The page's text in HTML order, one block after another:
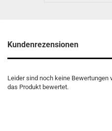
Kundenrezensionen
Leider sind noch keine Bewertungen
das Produkt bewertet.